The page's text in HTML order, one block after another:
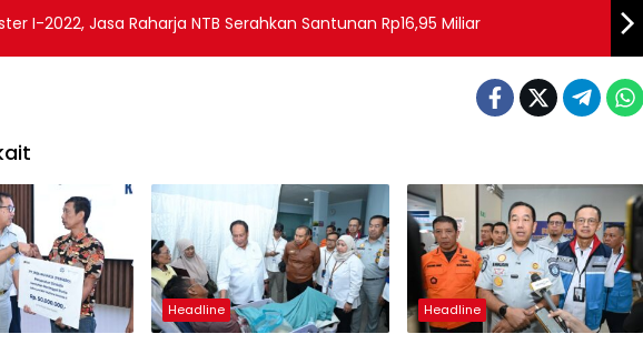
I-2022, Jasa Raharja NTB Serahkan Santunan Rp16,95 Miliar
Headline Headline